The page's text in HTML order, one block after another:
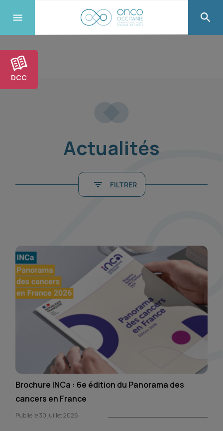
DCC
Actualités
FILTRER
Brochure INCa : 6e édition du Panorama des
cancers en France
Publié le 30 juillet 2026